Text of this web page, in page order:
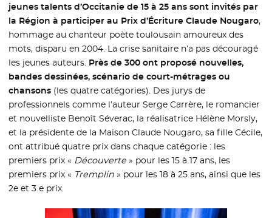
jeunes talents d’Occitanie de 15 à 25 ans sont invités par
la Région à participer au Prix d’Écriture Claude Nougaro,
hommage au chanteur poète toulousain amoureux des
mots, disparu en 2004. La crise sanitaire n’a pas découragé
les jeunes auteurs. Près de 300 ont proposé nouvelles,
bandes dessinées, scénario de court-métrages ou
chansons (les quatre catégories). Des jurys de
professionnels comme l’auteur Serge Carrère, le romancier
et nouvelliste Benoît Séverac, la réalisatrice Hélène Morsly,
et la présidente de la Maison Claude Nougaro, sa fille Cécile,
ont attribué quatre prix dans chaque catégorie : les
premiers prix « Découverte » pour les 15 à 17 ans, les
premiers prix « Tremplin » pour les 18 à 25 ans, ainsi que les
2e et 3 e prix.